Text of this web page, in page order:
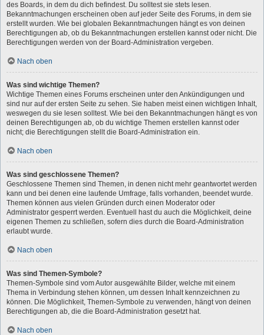
des Boards, in dem du dich befindest. Du solltest sie stets lesen.
Bekanntmachungen erscheinen oben auf jeder Seite des Forums, in dem sie
erstellt wurden. Wie bei globalen Bekanntmachungen hängt es von deinen
Berechtigungen ab, ob du Bekanntmachungen erstellen kannst oder nicht. Die
Berechtigungen werden von der Board-Administration vergeben.
Nach oben
Was sind wichtige Themen?
Wichtige Themen eines Forums erscheinen unter den Ankündigungen und
sind nur auf der ersten Seite zu sehen. Sie haben meist einen wichtigen Inhalt,
weswegen du sie lesen solltest. Wie bei den Bekanntmachungen hängt es von
deinen Berechtigungen ab, ob du wichtige Themen erstellen kannst oder
nicht; die Berechtigungen stellt die Board-Administration ein.
Nach oben
Was sind geschlossene Themen?
Geschlossene Themen sind Themen, in denen nicht mehr geantwortet werden
kann und bei denen eine laufende Umfrage, falls vorhanden, beendet wurde.
Themen können aus vielen Gründen durch einen Moderator oder
Administrator gesperrt werden. Eventuell hast du auch die Möglichkeit, deine
eigenen Themen zu schließen, sofern dies durch die Board-Administration
erlaubt wurde.
Nach oben
Was sind Themen-Symbole?
Themen-Symbole sind vom Autor ausgewählte Bilder, welche mit einem
Thema in Verbindung stehen können, um dessen Inhalt kennzeichnen zu
können. Die Möglichkeit, Themen-Symbole zu verwenden, hängt von deinen
Berechtigungen ab, die die Board-Administration gesetzt hat.
Nach oben